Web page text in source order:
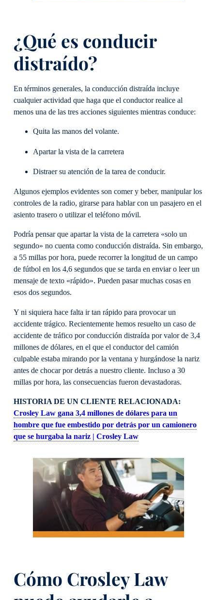
¿Qué es conducir
distraído?
En términos generales, la conducción distraída incluye
cualquier actividad que haga que el conductor realice al
menos una de las tres acciones siguientes mientras conduce:
Quita las manos del volante.
Apartar la vista de la carretera
Distraer su atención de la tarea de conducir.
Algunos ejemplos evidentes son comer y beber, manipular los
controles de la radio, girarse para hablar con un pasajero en el
asiento trasero o utilizar el teléfono móvil.
Podría pensar que apartar la vista de la carretera «solo un
segundo» no cuenta como conducción distraída. Sin embargo,
a 55 millas por hora, puede recorrer la longitud de un campo
de fútbol en los 4,6 segundos que se tarda en enviar o leer un
mensaje de texto «rápido». Pueden pasar muchas cosas en
esos dos segundos.
Y ni siquiera hace falta ir tan rápido para provocar un
accidente trágico. Recientemente hemos resuelto un caso de
accidente de tráfico por conducción distraída por valor de 3,4
millones de dólares, en el que el conductor del camión
culpable estaba mirando por la ventana y hurgándose la nariz
antes de chocar por detrás a nuestro cliente. Incluso a 30
millas por hora, las consecuencias fueron devastadoras.
HISTORIA DE UN CLIENTE RELACIONADA:
Crosley Law gana 3,4 millones de dólares para un
hombre que fue embestido por detrás por un camionero
que se hurgaba la nariz | Crosley Law
Cómo Crosley Law